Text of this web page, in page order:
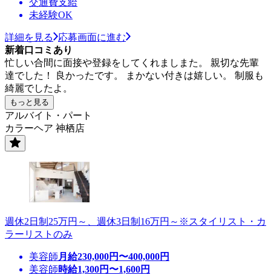
未経験OK
詳細を見る
応募画面に進む
新着口コミあり
忙しい合間に面接や登録をしてくれましまた。 親切な先輩
達でした！ 良かったです。 まかない付きは嬉しい。 制服も
綺麗でしたよ。
もっと見る
アルバイト・パート
カラーヘア 神栖店
週休2日制25万円～、週休3日制16万円～※スタイリスト・カ
ラーリストのみ
美容師 月給230,000円〜400,000円
美容師時給1,300円〜1,600円